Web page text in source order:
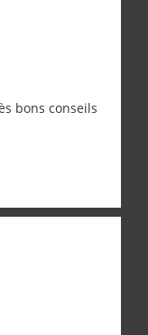
bons conseils